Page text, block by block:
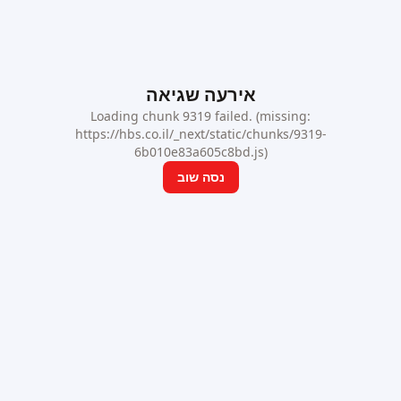
אירעה שגיאה
Loading chunk 9319 failed. (missing:
https://hbs.co.il/_next/static/chunks/9319-
6b010e83a605c8bd.js)